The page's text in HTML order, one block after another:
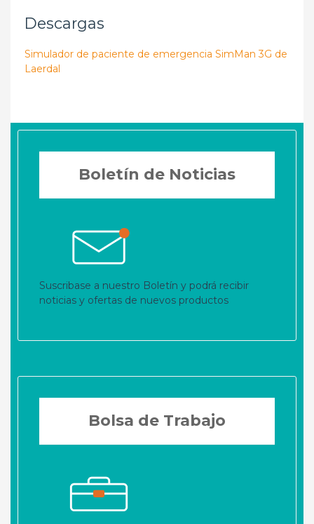
Descargas
Simulador de paciente de emergencia SimMan 3G de
Laerdal
Boletín de Noticias
Suscribase a nuestro Boletín y podrá recibir
noticias y ofertas de nuevos productos
Bolsa de Trabajo